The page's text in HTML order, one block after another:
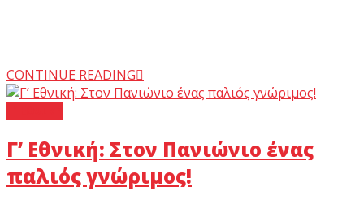
CONTINUE READING
Γ’ Εθνική: Στον Πανιώνιο ένας
παλιός γνώριμος!